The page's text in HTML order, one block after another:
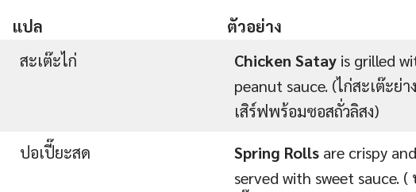
แปล
ตัวอย่าง
สะเต๊ะไก่ Chicken Satay is grilled
peanut sauce. (ไก่สะเต๊ะย่าง
เสิร์ฟพร้อมซอสถั่วลิสง)
ปอเปี๊ยะสด Spring Rolls are crispy and
served with sweet sauce. (